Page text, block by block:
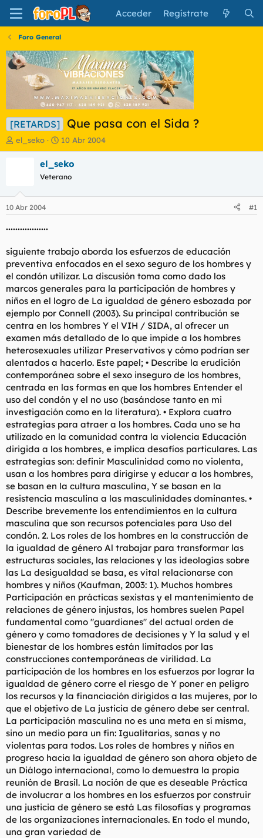
Acceder Regístrate
Foro General
[RETARDS] Que pasa con el Sida ?
I
n
a
d
o
l
t
e
m
a
el_seko
F
e
c
a
i
i
o
10 Abr 2004
el_seko
Veterano
10 Abr 2004 #1
..................
siguiente trabajo aborda los esfuerzos de educación
preventiva enfocados en el sexo seguro de los hombres y
el condón utilizar. La discusión toma como dado los
marcos generales para la participación de hombres y
niños en el logro de La igualdad de género esbozada por
ejemplo por Connell (2003). Su principal contribución se
centra en los hombres Y el VIH / SIDA, al ofrecer un
examen más detallado de lo que impide a los hombres
heterosexuales utilizar Preservativos y cómo podrían ser
alentados a hacerlo. Este papel; • Describe la erudición
contemporánea sobre el sexo inseguro de los hombres,
centrada en las formas en que los hombres Entender el
uso del condón y el no uso (basándose tanto en mi
investigación como en la literatura). • Explora cuatro
estrategias para atraer a los hombres. Cada uno se ha
utilizado en la comunidad contra la violencia Educación
dirigida a los hombres, e implica desafíos particulares. Las
estrategias son: definir Masculinidad como no violenta,
usan a los hombres para dirigirse y educar a los hombres,
se basan en la cultura masculina, Y se basan en la
resistencia masculina a las masculinidades dominantes. •
Describe brevemente los entendimientos en la cultura
masculina que son recursos potenciales para Uso del
condón. 2. Los roles de los hombres en la construcción de
la igualdad de género Al trabajar para transformar las
estructuras sociales, las relaciones y las ideologías sobre
las La desigualdad se basa, es vital relacionarse con
hombres y niños (Kaufman, 2003: 1). Muchos hombres
Participación en prácticas sexistas y el mantenimiento de
relaciones de género injustas, los hombres suelen Papel
fundamental como "guardianes" del actual orden de
género y como tomadores de decisiones y Y la salud y el
bienestar de los hombres están limitados por las
construcciones contemporáneas de virilidad. La
participación de los hombres en los esfuerzos por lograr la
igualdad de género corre el riesgo de Y poner en peligro
los recursos y la financiación dirigidos a las mujeres, por lo
que el objetivo de La justicia de género debe ser central.
La participación masculina no es una meta en sí misma,
sino un medio para un fin: Igualitarias, sanas y no
violentas para todos. Los roles de hombres y niños en
progreso hacia la igualdad de género son ahora objeto de
un Diálogo internacional, como lo demuestra la propia
reunión de Brasil. La noción de que es deseable Práctica
de involucrar a los hombres en los esfuerzos por construir
una justicia de género se está Las filosofías y programas
de las organizaciones internacionales. En todo el mundo,
una gran variedad de